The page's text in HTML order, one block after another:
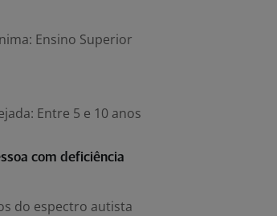
Ensino Superior
Entre 5 e 10 anos
com deficiência
do espectro autista